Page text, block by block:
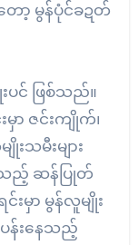
ာ့ မွန်ပုံင်ခဍတ်
င် ဖြစ်သည်။
ာ ဇင်းကျိုက်၊
သမီးများ
သည့် ဆန်ပြုတ်
းမှာ မွန်လူမျိုး
န်းနေသည့်